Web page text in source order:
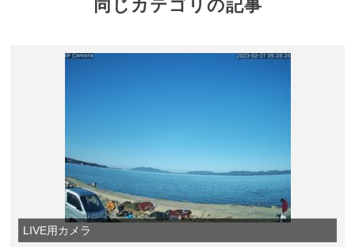
同じカテゴリの記事
LIVE用カメラ